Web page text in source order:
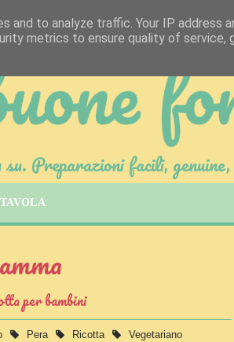
Preparazioni facili,
per bambini
Pera Ricotta Vegetariano
to analyze traffic. Your IP address
metrics to ensure quality of service,